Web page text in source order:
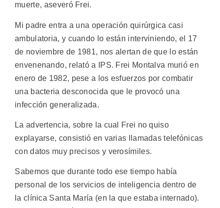
muerte, aseveró Frei.
Mi padre entra a una operación quirúrgica casi
ambulatoria, y cuando lo están interviniendo, el 17
de noviembre de 1981, nos alertan de que lo están
envenenando, relató a IPS. Frei Montalva murió en
enero de 1982, pese a los esfuerzos por combatir
una bacteria desconocida que le provocó una
infección generalizada.
La advertencia, sobre la cual Frei no quiso
explayarse, consistió en varias llamadas telefónicas
con datos muy precisos y verosímiles.
Sabemos que durante todo ese tiempo había
personal de los servicios de inteligencia dentro de
la clínica Santa María (en la que estaba internado).